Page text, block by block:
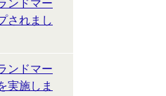
ンドマー
されまし
ンドマー
実施しま